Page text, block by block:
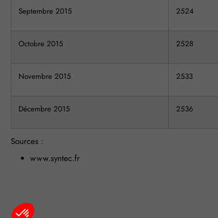
Septembre 2015 2524
Octobre 2015 2528
Novembre 2015 2533
Décembre 2015 2536
Sources :
www.syntec.fr